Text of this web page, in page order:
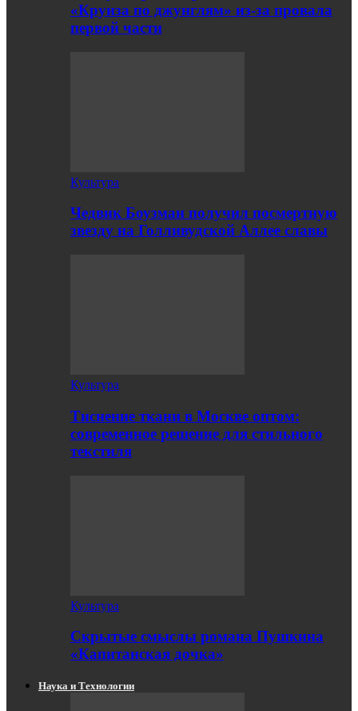
«Круиза по джунглям» из-за провала
первой части
Культура
Чедвик Боузман получил посмертную
звезду на Голливудской Аллее славы
Культура
Тиснение ткани в Москве оптом:
современное решение для стильного
текстиля
Культура
Скрытые смыслы романа Пушкина
«Капитанская дочка»
Наука и Технологии